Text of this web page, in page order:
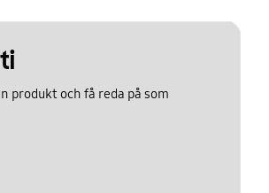
produkt och få reda på som